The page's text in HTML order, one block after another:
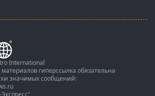
International
гиперссылка обязательна
значимых сообщений: